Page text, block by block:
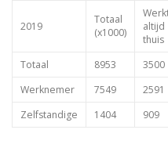
2019
Totaal
(x1000)
altijd
thuis
Totaal
8953 3500
Werknemer
7549 2591
Zelfstandige
1404 909